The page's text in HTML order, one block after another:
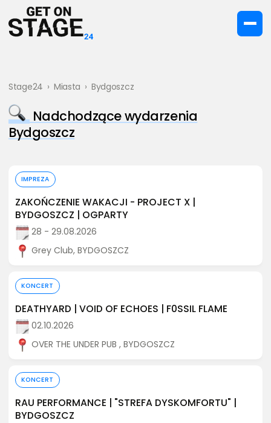
Stage24 › Miasta › Bydgoszcz
Nadchodzące wydarzenia
Bydgoszcz
IMPREZA
ZAKOŃCZENIE WAKACJI - PROJECT X |
BYDGOSZCZ | OGPARTY
28 - 29.08.2026
Grey Club, BYDGOSZCZ
KONCERT
DEATHYARD | VOID OF ECHOES | F0SSIL FLAME
02.10.2026
OVER THE UNDER PUB , BYDGOSZCZ
KONCERT
RAU PERFORMANCE | "STREFA DYSKOMFORTU" |
BYDGOSZCZ